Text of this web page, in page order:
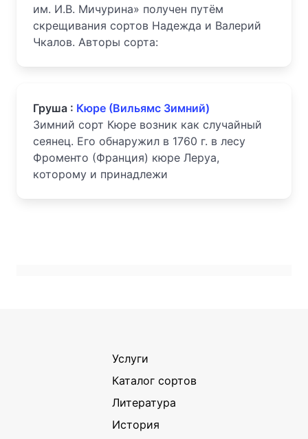
им. И.В. Мичурина» получен путём
скрещивания сортов Надежда и Валерий
Чкалов. Авторы сорта:
Груша : Кюре (Вильямс Зимний)
Зимний сорт Кюре возник как случайный
сеянец. Его обнаружил в 1760 г. в лесу
Фроменто (Франция) кюре Леруа,
которому и принадлежи
Услуги
Каталог сортов
Литература
История